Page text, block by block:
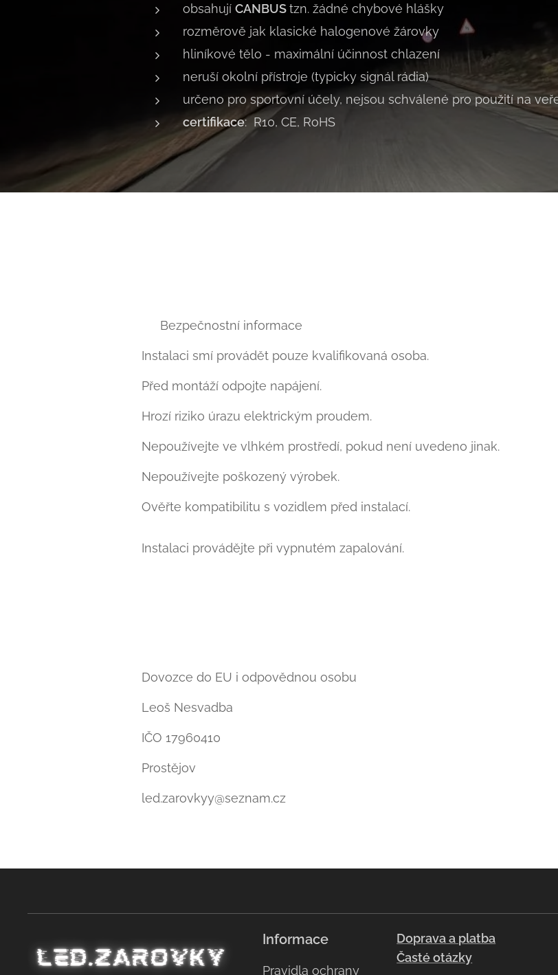
obsahují CANBUStzn. žádné chybové hlášky
rozměrově jak klasické halogenové žárovky
hliníkové tělo - maximální účinnost chlazení
neruší okolní přístroje (typicky signál rádia)
určeno pro sportovní účely, nejsou schválené pro použití na
certifikace: R10, CE, RoHS
⚠ Bezpečnostní informace
Instalaci smí provádět pouze kvalifikovaná osoba.
Před montáží odpojte napájení.
Hrozí riziko úrazu elektrickým proudem.
Nepoužívejte ve vlhkém prostředí, pokud není uvedeno jinak.
Nepoužívejte poškozený výrobek.
Ověřte kompatibilitu s vozidlem před instalací.
Instalaci provádějte při vypnutém zapalování.
Dovozce do EU i odpovědnou osobu
Leoš Nesvadba
IČO 17960410
Prostějov
led.zarovkyy@seznam.cz
Informace
Pravidla ochrany
Doprava a platba
Časté otázky